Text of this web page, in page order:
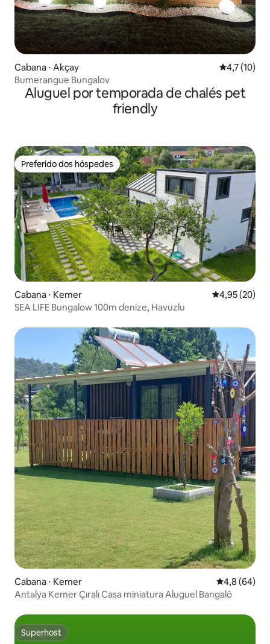
Cabana ⋅ Akçay 4,7 de uma
4,7 (10)
Bumerangue Bungalov
Aluguel por temporada de chalés pet
friendly
Preferido dos hóspedes
Preferido dos hóspedes
Cabana ⋅ Kemer 4,95 de uma
4,95 (20)
SEA LIFE Bungalow 100m denize, Havuzlu
Cabana ⋅ Kemer 4,8 de uma
4,8 (64)
Antalya Kemer Çıralı Casa miniatura Aluguel Bangalô
Superhost
Superhost